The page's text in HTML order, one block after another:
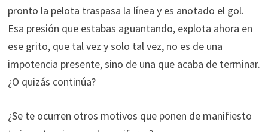
pronto la pelota traspasa la línea y es anotado el gol.
Esa presión que estabas aguantando, explota ahora en
ese grito, que tal vez y solo tal vez, no es de una
impotencia presente, sino de una que acaba de terminar.
¿O quizás continúa?
¿Se te ocurren otros motivos que ponen de manifiesto